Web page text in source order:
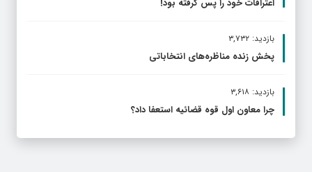
اعترافات خود را پس گرفته بود!
بازدید: ۳,۷۳۲
پخش زنده مناظره‌های انتخاباتی
بازدید: ۳,۶۱۸
چرا معاون اول قوه قضائیه استعفا داد؟